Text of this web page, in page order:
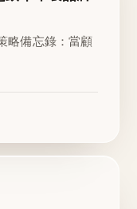
略備忘錄：當顧